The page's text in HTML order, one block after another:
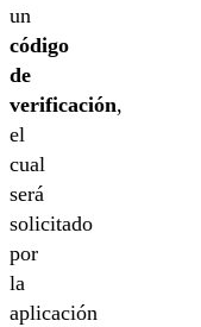
un
código
de
verificación,
el
cual
será
solicitado
por
la
aplicación